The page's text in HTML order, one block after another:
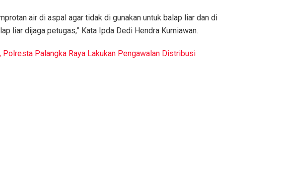
air di aspal agar tidak di gunakan untuk balap liar dan di
liar dijaga petugas,” Kata Ipda Dedi Hendra Kurniawan.
Polresta Palangka Raya Lakukan Pengawalan Distribusi